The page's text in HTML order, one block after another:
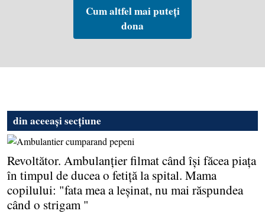
Cum altfel mai puteți
dona
din aceeași secțiune
Revoltător. Ambulanţier filmat când îşi făcea piaţa
în timpul de ducea o fetiţă la spital. Mama
copilului: "fata mea a leşinat, nu mai răspundea
când o strigam "